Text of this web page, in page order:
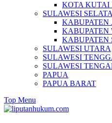
KOTA KUTAI
SULAWESI
KABUPATEN
KABUPATEN
KABUPATEN
SULAWESI UTARA
SULAWESI
SULAWESI
PAPUA
PAPUA BARAT
Top Menu